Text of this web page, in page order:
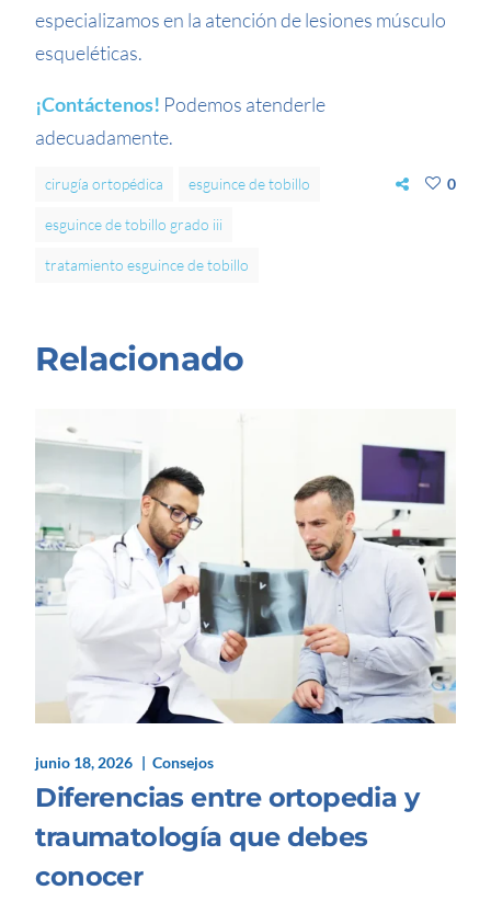
especializamos en la atención de lesiones músculo
esqueléticas.
¡Contáctenos! Podemos atenderle
adecuadamente.
cirugía ortopédica esguince de tobillo
esguince de tobillo grado iii
tratamiento esguince de tobillo
0
Relacionado
junio 18, 2026 Consejos
Diferencias entre ortopedia y
traumatología que debes
conocer